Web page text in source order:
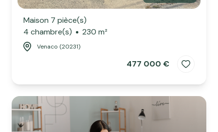
Maison 7 pièce(s)
4 chambre(s)
230 m²
Venaco (20231)
477 000 €